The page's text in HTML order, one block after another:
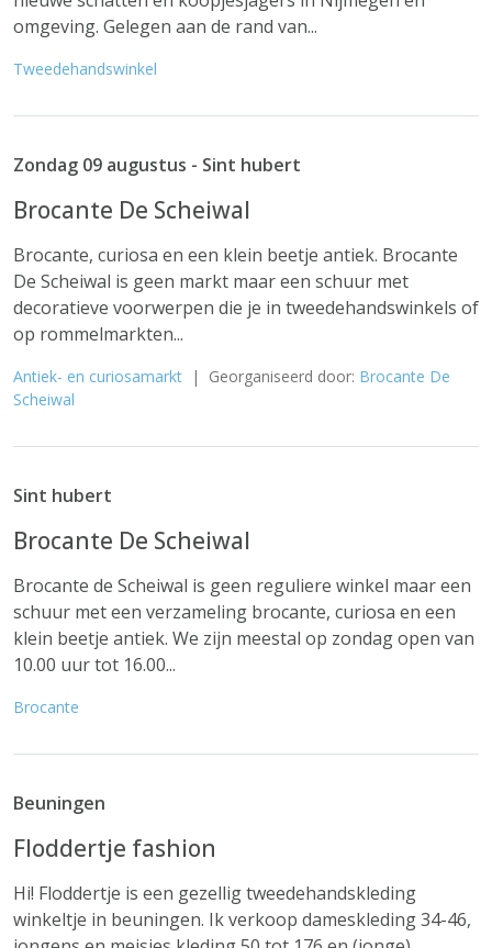
omgeving. Gelegen aan de rand van...
Tweedehandswinkel
Zondag 09 augustus - Sint hubert
Brocante De Scheiwal
Brocante, curiosa en een klein beetje antiek. Brocante
De Scheiwal is geen markt maar een schuur met
decoratieve voorwerpen die je in tweedehandswinkels of
op rommelmarkten...
Antiek- en curiosamarkt | Georganiseerd door: Brocante De
Scheiwal
Sint hubert
Brocante De Scheiwal
Brocante de Scheiwal is geen reguliere winkel maar een
schuur met een verzameling brocante, curiosa en een
klein beetje antiek. We zijn meestal op zondag open van
10.00 uur tot 16.00...
Brocante
Beuningen
Floddertje fashion
Hi! Floddertje is een gezellig tweedehandskleding
winkeltje in beuningen. Ik verkoop dameskleding 34-46,